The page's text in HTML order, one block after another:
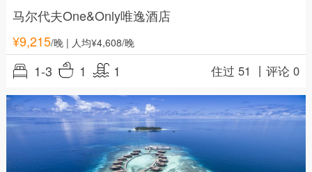
马尔代夫One&Only唯逸酒店
¥9,215/晚| 人均¥4,608/晚
1-3 1 1 住过 51 丨评论 0